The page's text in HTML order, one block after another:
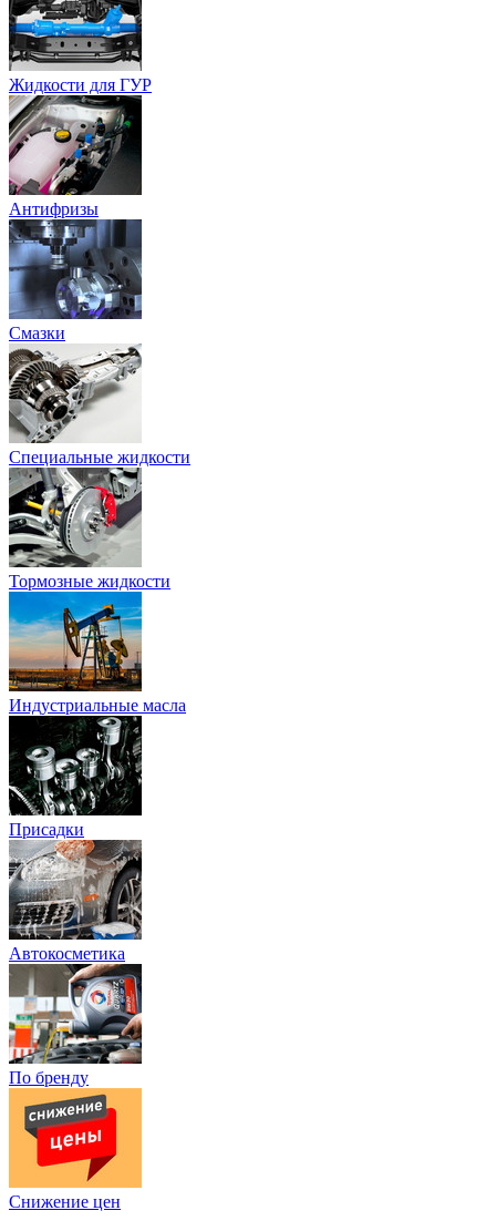
Жидкости для ГУР
Антифризы
Смазки
Специальные жидкости
Тормозные жидкости
Индустриальные масла
Присадки
Автокосметика
По бренду
Снижение цен